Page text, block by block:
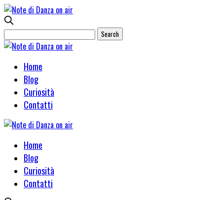
Home
Blog
Curiosità
Contatti
Home
Blog
Curiosità
Contatti